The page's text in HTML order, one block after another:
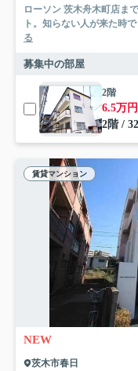
ローソン 茨木舟木町店ま
ト。知らない人が来た時
る
募集中の部屋
2階
6.5万円
2階 /
賃貸マンション
NEW
茨木市春日